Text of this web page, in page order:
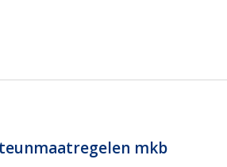
mkb